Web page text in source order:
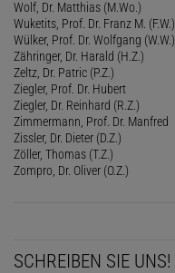
Wolf, Dr. Matthias (M.Wo.)
Wuketits, Prof. Dr. Franz M. (F.W.)
Wülker, Prof. Dr. Wolfgang (W.W.)
Zähringer, Dr. Harald (H.Z.)
Zeltz, Dr. Patric (P.Z.)
Ziegler, Prof. Dr. Hubert
Ziegler, Dr. Reinhard (R.Z.)
Zimmermann, Prof. Dr. Manfred
Zissler, Dr. Dieter (D.Z.)
Zöller, Thomas (T.Z.)
Zompro, Dr. Oliver (O.Z.)
SCHREIBEN SIE UNS!